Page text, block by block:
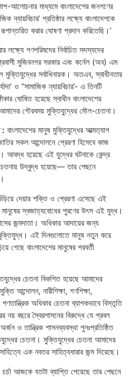
আলোচনার মাধ্যমে বাংলাদেশের জনগণের
ন্যায়বিচার’ প্রতিষ্ঠার লক্ষ্যে বাংলাদেশকে
করার ঘোষণা প্রদান করিতেছি।’
লক্ষ্যে গণপরিষদের নির্বাচিত সদস্যদের
মুজিবনগর সরকার এবং কর্নেল (অব) এম
সর্বাধিনায়ক। অতএব, স্বাধীনতার
ও “সামাজিক ন্যায়বিচার’- এ তিনটি
ঘোষিত হয়েছে স্বাধীন বাংলাদেশের
গৌরবময় মুক্তিযুদ্ধের মৌল-চেতনা।
: বাংলাদেশের মানুষ মুক্তিযুদ্ধের আত্মত্যাগ
সকল আন্দোলনে প্রেরণা হিসেবে কাজ
হয়েছে এই যুদ্ধের ঘটনাকে কেন্দ্র
উদ্বুদ্ধ হয়েছে— তার পেছনে
দেয়ার শক্তি ও প্রেরণা এসেছে এই
মানুষের স্বজাত্যবোধের পুরণের উৎস এই যুদ্ধ।
জন্মদাতা। অধিকার আদায়ের জন্য
এই দিনগুলোতে মানুষ নতুন করে
বাংলাদেশের মানুষের পরবর্তী
চেতনা বিকশিত হয়েছে আমাদের
আন্দোলন, নারীশিক্ষা, গণশিক্ষা,
অধিকার চেতনা ব্যাপকভাবে বিস্তৃতি
নয় বছরে স্বৈরশাসনের বিরুদ্ধে যে প্রবল
ও তান্ত্রিক শাসনব্যবস্থা পুনঃপ্রতিষ্ঠিত
চেতনা। মুক্তিযুদ্ধের চেতনা আমাদের
এক নবতর সাহিত্যধারার জন্ম দিয়েছে।
চর্চা আজকে যতটা ব্যাপ্তি পেয়েছে তার পেছনে